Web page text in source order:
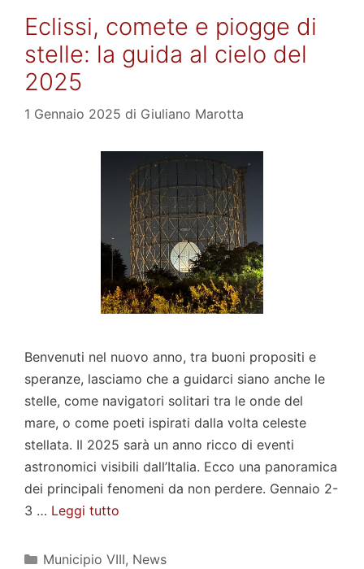
Eclissi, comete e piogge di
stelle: la guida al cielo del
2025
1 Gennaio 2025 di Giuliano Marotta
Benvenuti nel nuovo anno, tra buoni propositi e
speranze, lasciamo che a guidarci siano anche le
stelle, come navigatori solitari tra le onde del
mare, o come poeti ispirati dalla volta celeste
stellata. Il 2025 sarà un anno ricco di eventi
astronomici visibili dall’Italia. Ecco una panoramica
dei principali fenomeni da non perdere. Gennaio 2-
3 … Leggi tutto
Categorie
Municipio VIII, News